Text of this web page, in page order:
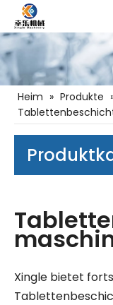
Heim » Produkte
Xingle bietet